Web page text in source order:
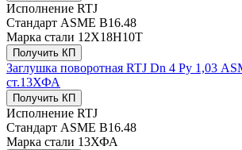
Исполнение RTJ
Стандарт ASME В16.48
Марка стали 12Х18Н10Т
Получить КП
Заглушка поворотная RTJ Dn 4 Ру 1,03
ст.13ХФА
Получить КП
Исполнение RTJ
Стандарт ASME В16.48
Марка стали 13ХФА